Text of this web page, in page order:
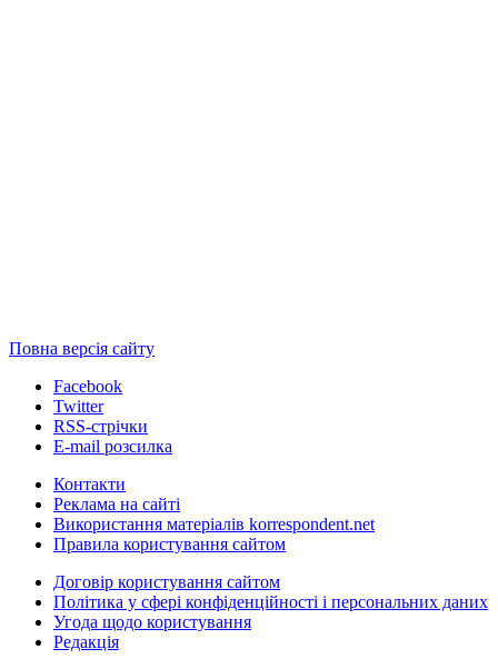
Повна версія сайту
Facebook
Twitter
RSS-стрічки
E-mail розсилка
Контакти
Реклама на сайті
Використання матеріалів korrespondent.net
Правила користування сайтом
Договір користування сайтом
Політика у сфері конфіденційності і персональних даних
Угода щодо користування
Редакція